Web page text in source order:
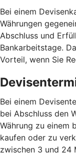
Bei einem
Währungen
Abschluss und
Bankarbeitstage.
Vorteil, wenn Sie
Bei einem
bei Abschluss den
Währung zu einem
kaufen oder zu
zwischen 3 und 24